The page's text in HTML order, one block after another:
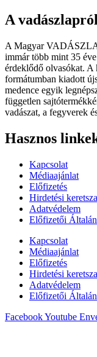
A vadászlapról
A Magyar
immár több mint 35
érdeklődő olvasókat. A
formátumban kiadott
medence egyik
független
vadászat, a fegyverek
Hasznos
Kapcsolat
Médiaajánlat
Előfizetés
Hirdetési
Adatvédelem
Előfizetői
Kapcsolat
Médiaajánlat
Előfizetés
Hirdetési
Adatvédelem
Előfizetői
FacebookYoutube